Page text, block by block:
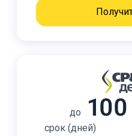
до
срок (дней)